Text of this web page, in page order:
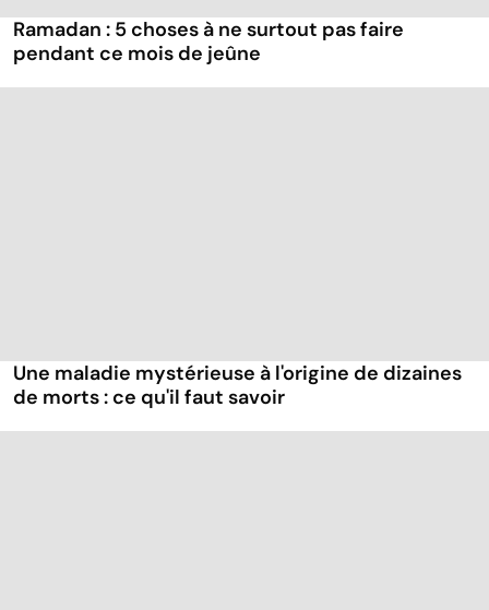
Ramadan : 5 choses à ne surtout pas faire
pendant ce mois de jeûne
Une maladie mystérieuse à l'origine de dizaines
de morts : ce qu'il faut savoir